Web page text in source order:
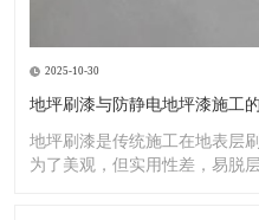
2025-10-30
地坪刷漆与防静电地坪漆施工
地坪刷漆是传统施工在地表层
为了美观，但实用性差，易脱